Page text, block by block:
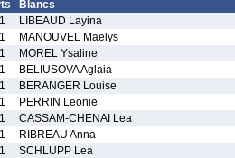
Blancs
1
LIBEAUD Layina
1
MANOUVEL Maelys
1
MOREL Ysaline
1
BELIUSOVA Aglaia
1
BERANGER Louise
1
PERRIN Leonie
1
CASSAM-CHENAI Lea
1
RIBREAU Anna
1
SCHLUPP Lea